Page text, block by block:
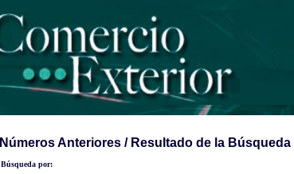
Números Anteriores / Resultado de la Búsqueda
Búsqueda por: